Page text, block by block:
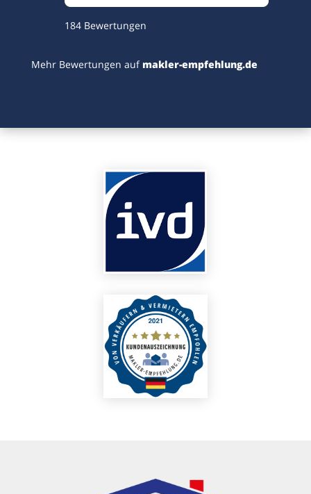
184 Bewertungen
Mehr Bewertungen auf makler-empfehlung.de